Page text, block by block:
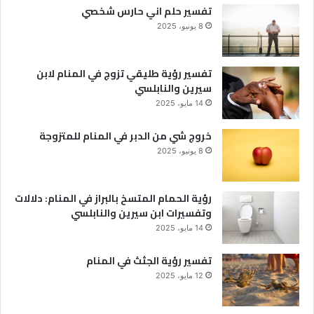
تفسير حلم اني حارس شخصي
8 يونيو، 2025
تفسير رؤية طليقي تزوج في المنام لابن
سيرين والنابلسي
14 مايو، 2025
خروج شي من الدبر في المنام للمتزوجة
8 يونيو، 2025
رؤية الحمام المتسخ بالبراز في المنام: دلالات
وتفسيرات ابن سيرين والنابلسي
14 مايو، 2025
تفسير رؤية الجثث في المنام
12 مايو، 2025